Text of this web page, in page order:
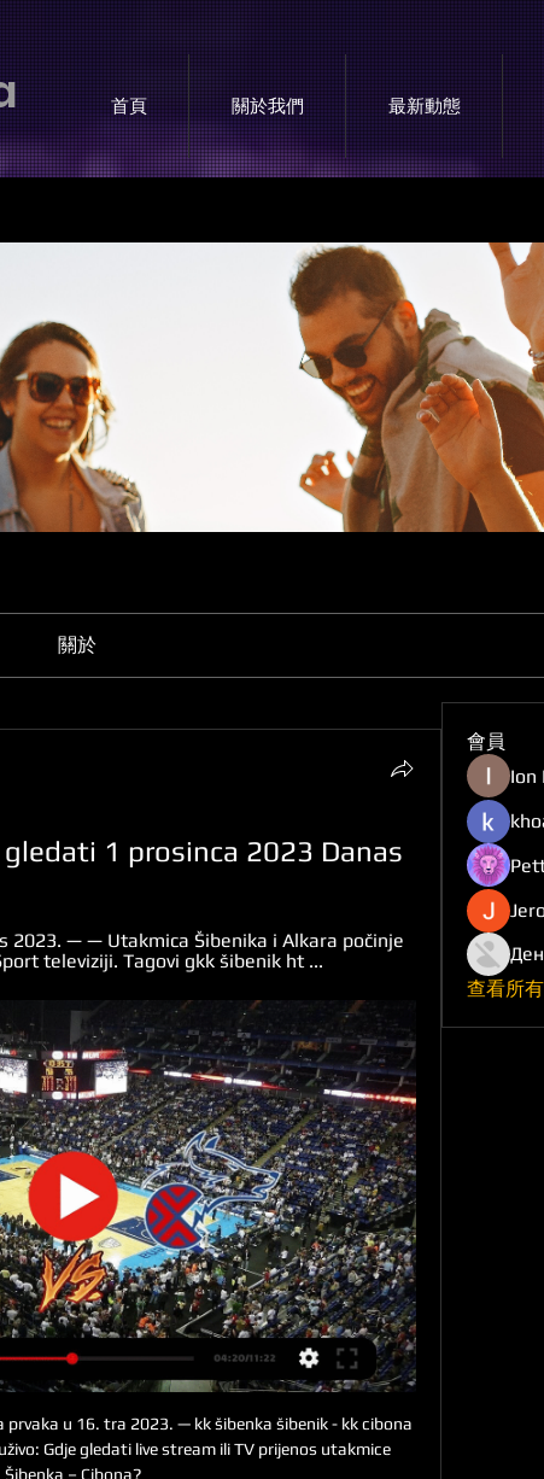
首頁 關於我們 最新動態
關於
1 prosinca 2023 Danas
2023. — — Utakmica Šibenika i Alkara počinje
televiziji. Tagovi gkk šibenik ht ...
prvaka u 16. tra 2023. — kk šibenka šibenik - kk cibona
Gdje gledati live stream ili TV prijenos utakmice
Šibenka – Cibona?
會員
Ion
查看所